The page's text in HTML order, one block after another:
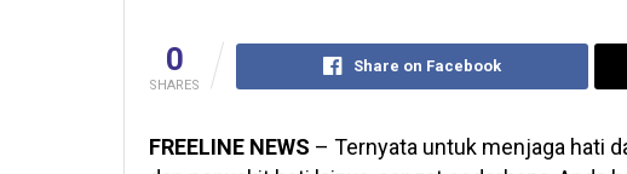
0
SHARES
Share on Facebook
FREELINE NEWS – Ternyata untuk menjaga hati